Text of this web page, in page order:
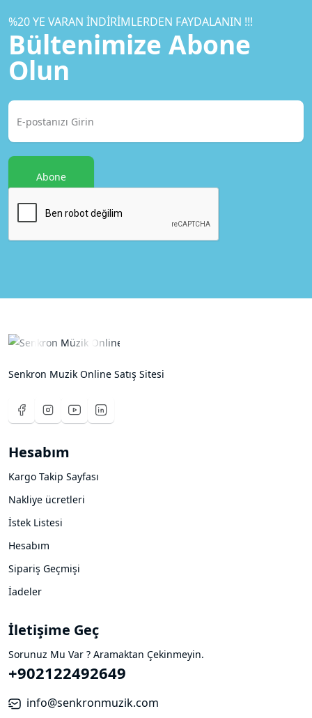
%20 YE VARAN İNDIRIMLERDEN FAYDALANIN !!!
Bültenimize Abone
Olun
Abone
Senkron Muzik Online Satış Sitesi
Hesabım
Kargo Takip Sayfası
Nakliye ücretleri
İstek Listesi
Hesabım
Sipariş Geçmişi
İadeler
İletişime Geç
Sorunuz Mu Var ? Aramaktan Çekinmeyin.
+902122492649
info@senkronmuzik.com